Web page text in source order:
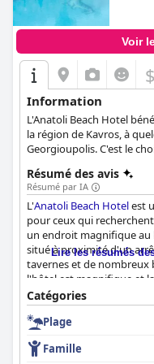
Voir
$
Information
L'Anatoli Beach Hotel
la région de Kavros, à
Georgioupolis. C'est le
combinés. L'hôtel propose
confortables avec une
montagnes et la mer en
Résumé des avis
Résumé par IA
L'Anatoli Beach Hotelest
pour ceux qui
un endroit magnifique au
situé à proximité d'un
tavernes et de nombreux
l'hôtel est magnifique et
meilleure. L'hôtel est bien
piscine entourée de
relaxant. Les clients
déjeuner tous les
faits maison. Le
Lire les résumés
Catégories
Plage
Famille